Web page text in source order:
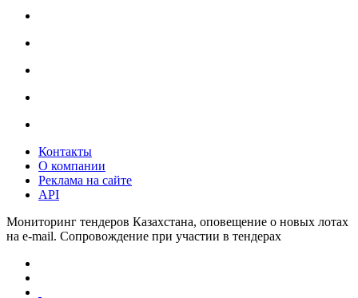
Контакты
О компании
Реклама на сайте
API
Мониторинг тендеров Казахстана, оповещение о новых лотах
на e-mail. Сопровождение при участии в тендерах